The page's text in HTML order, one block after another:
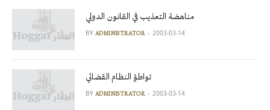
مناهضة التعذيب في القانون الدولي
BY ADMINISTRATOR 2003-03-14
تواطؤ النظام القضائي
BY ADMINISTRATOR 2003-03-14